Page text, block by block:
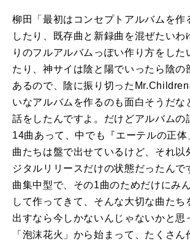
柳田「最初はコンセプトアルバムを作
したり、既存曲と新録曲を混ぜたいわ
りのフルアルバムっぽい作り方をした
たり、神サイは陰と陽でいったら陰の
あるので、陰に振り切った
いなアルバムを作るのも面白そうだな
話をしたんですよ。だけどアルバムの
14曲あって、中でも『エーテルの正体
曲たちは盤で出せているけど、それ以
ジタルリリースだけの状態だったんで
曲集中型で、その1曲のためだけにみ
して作ってきて、そんな大切な曲たち
出すなら今しかないんじゃないかと思
「泡沫花火」から始まって、たくさん